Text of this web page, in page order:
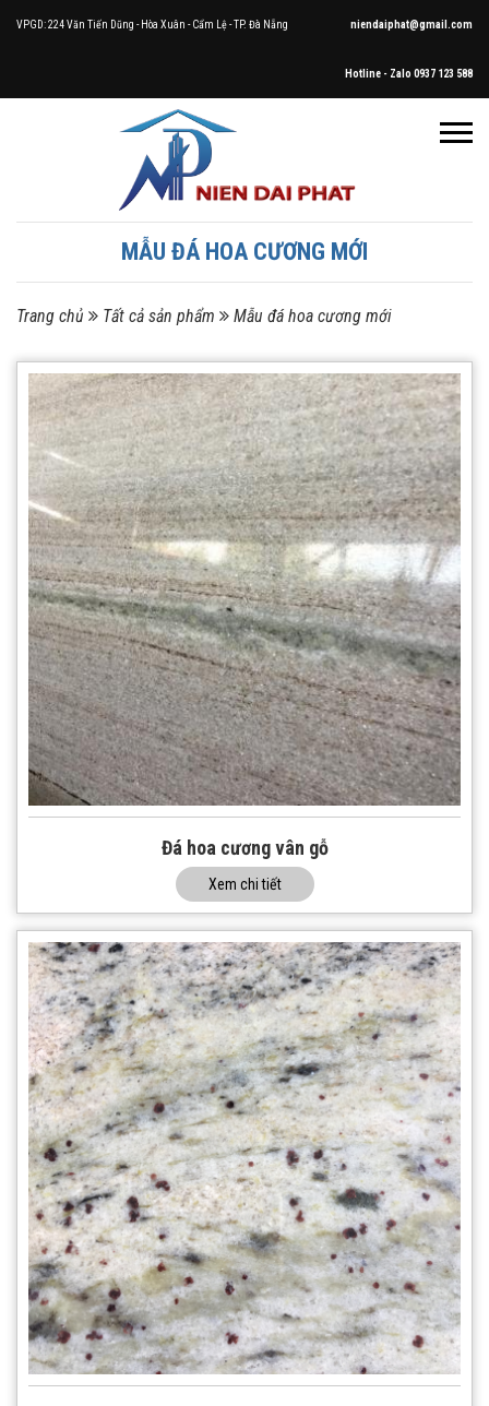
VPGD: 224 Văn Tiến Dũng - Hòa Xuân - Cẩm Lệ - TP. Đà Nẵng niendaiphat@gmail.com
Hotline - Zalo 0937 123 588
MẪU ĐÁ HOA CƯƠNG MỚI
Trang chủ Tất cả sản phẩm Mẫu đá hoa cương mới
Đá hoa cương vân gỗ
Xem chi tiết